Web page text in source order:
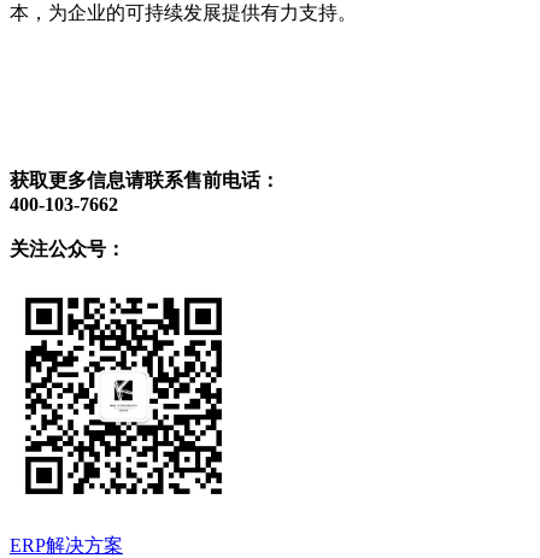
本，为企业的可持续发展提供有力支持。
获取更多信息请联系售前电话：
400-103-7662
关注公众号：
ERP解决方案